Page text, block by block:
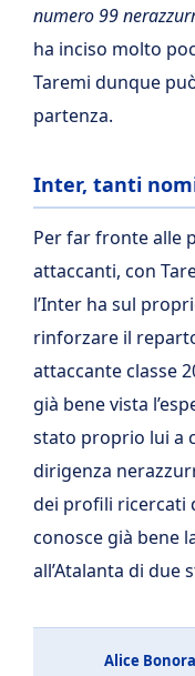
numero 99
ha inciso molto
Taremi dunque
partenza.
Inter, tanti
Per far fronte alle
attaccanti, con
l’Inter ha sul
rinforzare il
attaccante classe
già bene vista
stato proprio lui a
dirigenza
dei profili ricercati
conosce già bene
all’Atalanta di due
Alice Bonora